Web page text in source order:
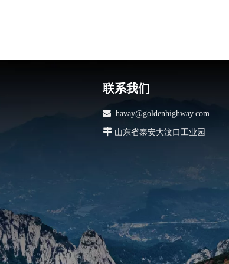
联系我们
 havay@goldenhighway.com
 山东省泰安大汶口工业园